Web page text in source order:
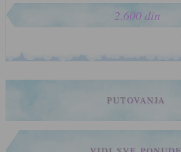
2.600 din
PUTOVANJA